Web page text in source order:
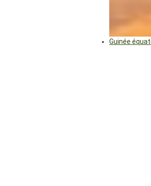
Guinée